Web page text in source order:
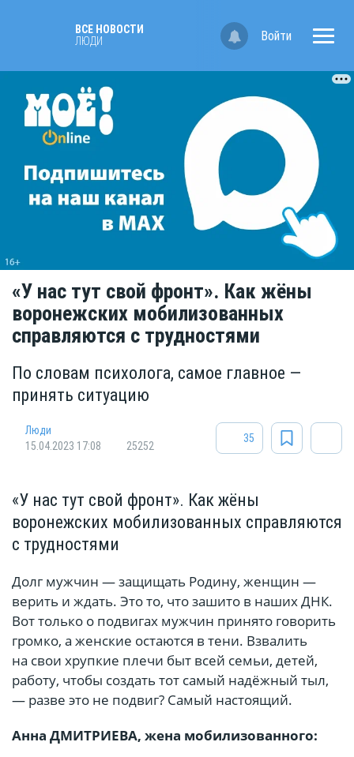
ВСЕ НОВОСТИ
ЛЮДИ
Войти
«У нас тут свой фронт». Как жёны
воронежских мобилизованных
справляются с трудностями
По словам психолога, самое главное —
принять ситуацию
Люди
15.04.2023 17:08
25252
35
«У нас тут свой фронт». Как жёны
воронежских мобилизованных справляются
с трудностями
Долг мужчин — защищать Родину, женщин —
верить и ждать. Это то, что зашито в наших ДНК.
Вот только о подвигах мужчин принято говорить
громко, а женские остаются в тени. Взвалить
на свои хрупкие плечи быт всей семьи, детей,
работу, чтобы создать тот самый надёжный тыл,
— разве это не подвиг? Самый настоящий.
Анна ДМИТРИЕВА, жена мобилизованного: